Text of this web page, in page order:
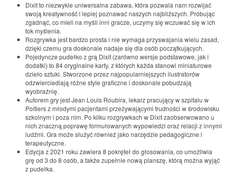
Dixit to niezwykle uniwersalna zabawa, która pozwala nam rozwijać
swoją kreatywność i lepiej poznawać naszych najbliższych. Próbując
zgadnąć, co mieli na myśli inni gracze, uczymy się wczuwać się w ich
tok myślenia.
Rozgrywka jest bardzo prosta i nie wymaga przyswajania wielu zasad,
dzięki czemu gra doskonale nadaje się dla osób początkujących.
Pojedyncze pudełko z grą Dixit (zarówno wersje podstawowe, jak i
dodatki) to 84 oryginalne karty, z których każda stanowi miniaturowe
dzieło sztuki. Stworzone przez najpopularniejszych ilustratorów
odzwierciedlają różne style graficzne i doskonale pobudzają
wyobraźnię.
Autorem gry jest Jean Louis Roubira, lekarz pracujący w szpitalu w
Poitiers z młodymi pacjentami przeżywającymi trudności w środowisku
szkolnym i poza nim. Po kilku rozgrywkach w Dixit zaobserwowano u
nich znaczną poprawę formułowanych wypowiedzi oraz relacji z innymi
ludźmi. Gra może służyć również jako narzędzie pedagogiczne i
terapeutyczne.
Edycja z 2021 roku zawiera 8 pokręteł do głosowania, co umożliwia
grę od 3 do 8 osób, a także zupełnie nową planszę, którą można wyjąć
z pudełka.